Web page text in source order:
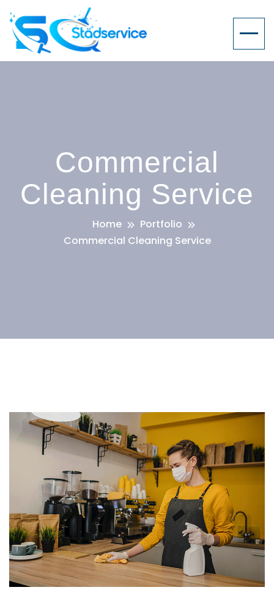
Commercial
Cleaning Service
Home
Portfolio
Commercial Cleaning Service